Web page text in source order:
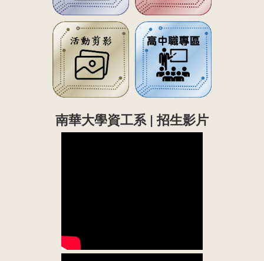
南華大學資工系 | 招生影片